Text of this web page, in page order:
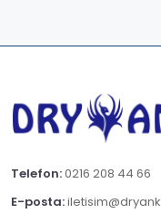
Telefon:0216 208 44 66
E-posta: